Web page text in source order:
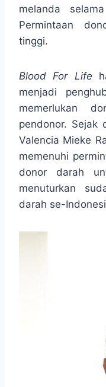
melanda
Permintaan
tinggi.
Blood For Life
menjadi
memerlukan
pendonor. Sejak
Valencia Mieke
memenuhi
donor darah
menuturkan
darah se-